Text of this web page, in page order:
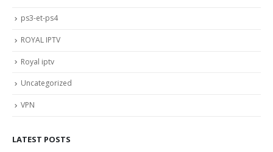
ps3-et-ps4
ROYAL IPTV
Royal iptv
Uncategorized
VPN
LATEST POSTS